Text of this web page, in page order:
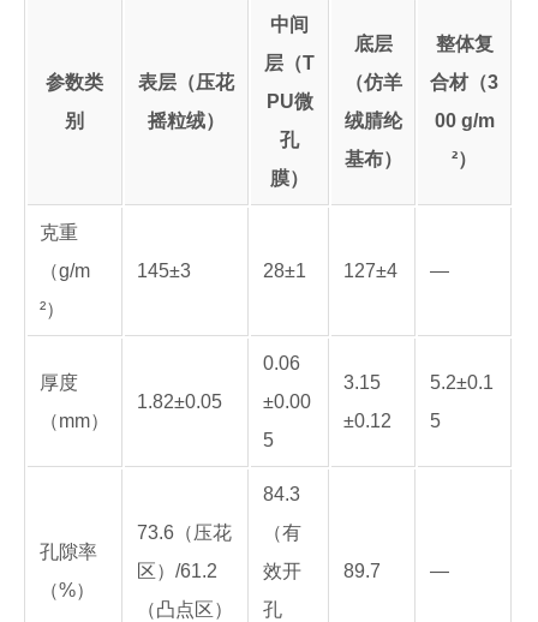
参数类
别
表层（压花
摇粒绒）
中间
层（T
PU微
孔
膜）
底层
（仿羊
绒腈纶
基布）
整体复
合材（3
00 g/m
²）
克重
（g/m
²）
145±3 28±1 127±4 —
厚度
（mm）
1.82±0.05
0.06
±0.00
5
3.15
±0.12
5.2±0.1
5
孔隙率
（%）
73.6（压花
区）/61.2
（凸点区）
84.3
（有
效开
孔
89.7 —